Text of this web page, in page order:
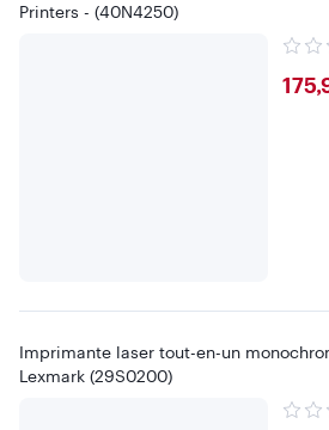
Printers - (40N4250)
Imprimante laser tout-en-un
Lexmark (29S0200)